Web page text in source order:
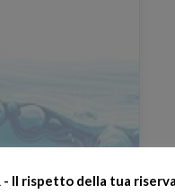
- Il rispetto della tua